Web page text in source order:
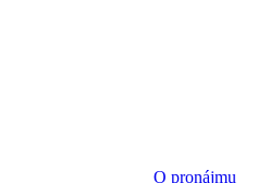
O pronájmu